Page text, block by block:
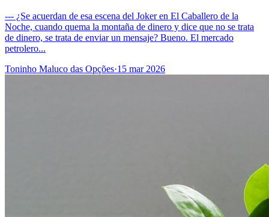
--- ¿Se acuerdan de esa escena del Joker en El Caballero de la
Noche, cuando quema la montaña de dinero y dice que no se trata
de dinero, se trata de enviar un mensaje? Bueno. El mercado
petrolero...
Toninho Maluco das Opções·15 mar 2026